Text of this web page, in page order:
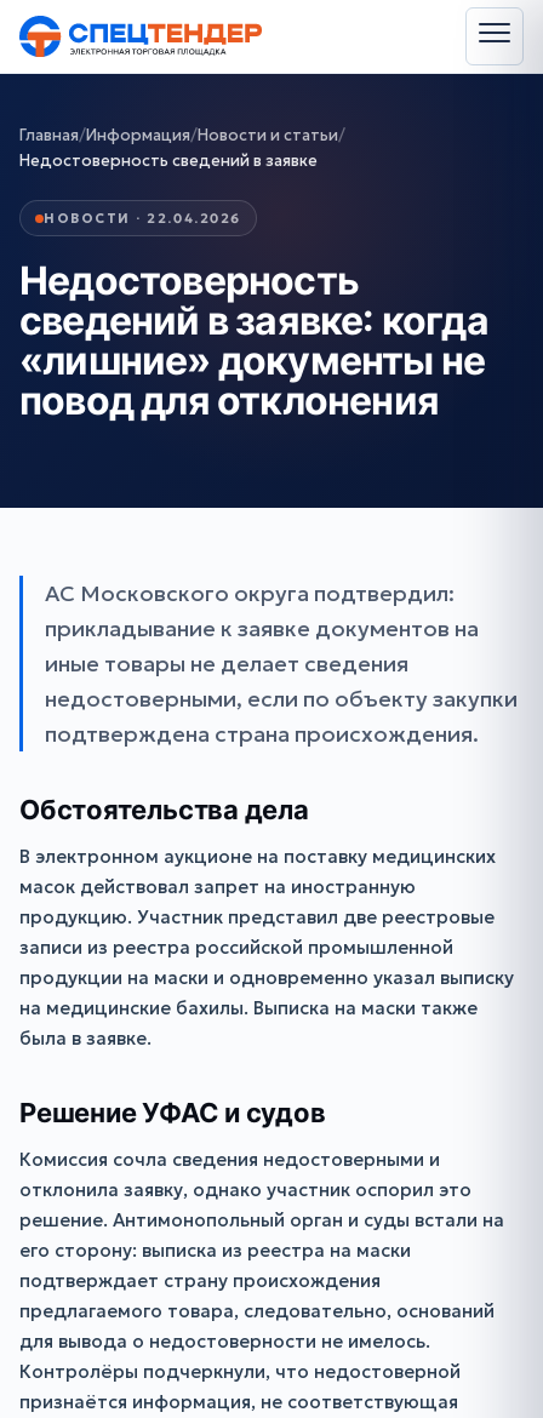
Главная/Информация/Новости и статьи/
Недостоверность сведений в заявке
НОВОСТИ · 22.04.2026
Недостоверность
сведений в заявке: когда
«лишние» документы не
повод для отклонения
АС Московского округа подтвердил:
прикладывание к заявке документов на
иные товары не делает сведения
недостоверными, если по объекту закупки
подтверждена страна происхождения.
Обстоятельства дела
В электронном аукционе на поставку медицинских
масок действовал запрет на иностранную
продукцию. Участник представил две реестровые
записи из реестра российской промышленной
продукции на маски и одновременно указал выписку
на медицинские бахилы. Выписка на маски также
была в заявке.
Решение УФАС и судов
Комиссия сочла сведения недостоверными и
отклонила заявку, однако участник оспорил это
решение. Антимонопольный орган и суды встали на
его сторону: выписка из реестра на маски
подтверждает страну происхождения
предлагаемого товара, следовательно, оснований
для вывода о недостоверности не имелось.
Контролёры подчеркнули, что недостоверной
признаётся информация, не соответствующая